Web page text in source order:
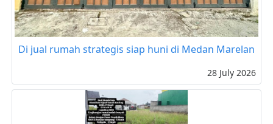
Di jual rumah strategis siap huni di Medan Marelan
28 July 2026